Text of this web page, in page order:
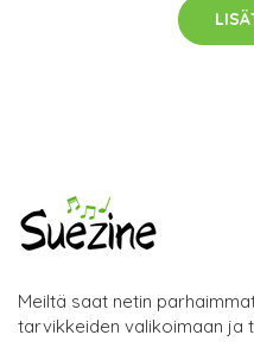
Meiltä saat netin
tarvikkeiden valikoimaan ja